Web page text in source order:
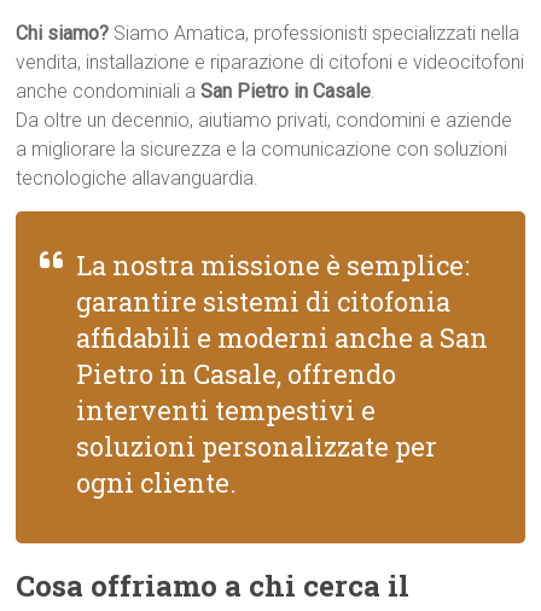
Chi siamo? Siamo Amatica, professionisti specializzati nella
vendita, installazione e riparazione di citofoni e videocitofoni
anche condominiali aSan Pietro in Casale.
Da oltre un decennio, aiutiamo privati, condomini e aziende
a migliorare la sicurezza e la comunicazione con soluzioni
tecnologiche allavanguardia.
La nostra missione è semplice:
garantire sistemi di citofonia
affidabili e moderni anche a San
Pietro in Casale, offrendo
interventi tempestivi e
soluzioni personalizzate per
ogni cliente.
Cosa offriamo a chi cerca il